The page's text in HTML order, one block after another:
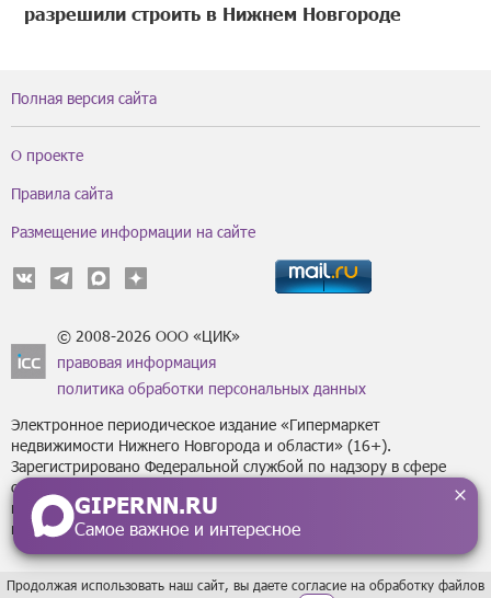
разрешили строить в Нижнем Новгороде
GIPERNN.RU
Самое важное и интересное
Полная версия сайта
О проекте
Правила сайта
Размещение информации на сайте
© 2008-2026 ООО «ЦИК»
правовая информация
политика обработки персональных данных
Электронное периодическое издание «Гипермаркет
недвижимости Нижнего Новгорода и области» (16+).
Зарегистрировано Федеральной службой по надзору в сфере
связи, информационных технологий
и массовых коммуникаций (Роскомнадзор) за регистрационным
номером Эл № ФС77-43795 от 07 февраля 2011 г.
Продолжая использовать наш сайт, вы даете согласие на обработку файлов